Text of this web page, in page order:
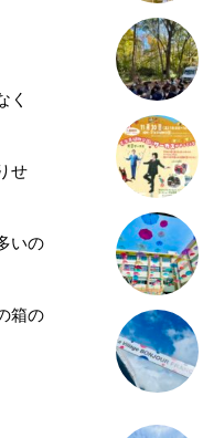
く
せ
いの
箱の